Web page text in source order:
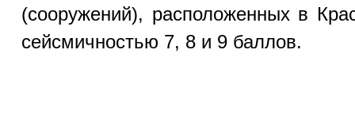
(сооружений), расположенных в
сейсмичностью 7, 8 и 9 баллов.